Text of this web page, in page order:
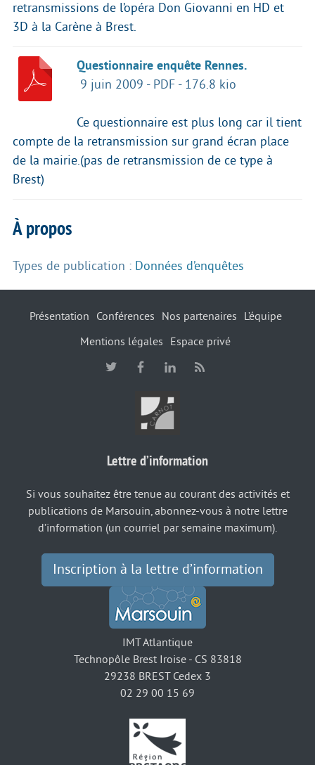
retransmissions de l’opéra Don Giovanni en HD et
3D à la Carène à Brest.
Questionnaire enquête Rennes.
9 juin 2009 - PDF - 176.8 kio
Ce questionnaire est plus long car il tient
compte de la retransmission sur grand écran place
de la mairie.(pas de retransmission de ce type à
Brest)
À propos
Types de publication : Données d’enquêtes
Présentation Conférences Nos partenaires
L’équipe
Mentions légales
Espace privé
Lettre d’information
Si vous souhaitez être tenue au courant des activités et
publications de Marsouin, abonnez-vous à notre lettre
d’information (un courriel par semaine maximum).
Inscription à la lettre d’information
IMT Atlantique
Technopôle Brest Iroise - CS 83818
29238 BREST Cedex 3
02 29 00 15 69